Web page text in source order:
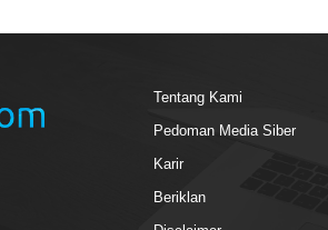
Tentang Kami
Pedoman Media Siber
Karir
Beriklan